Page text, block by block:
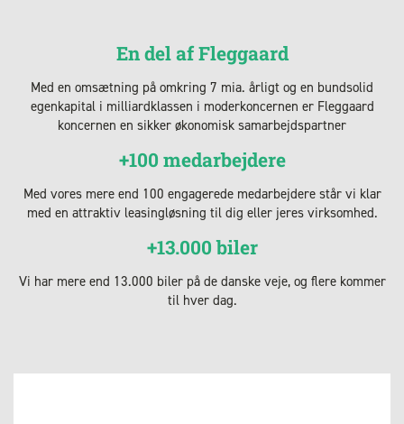
En del af Fleggaard
Med en omsætning på omkring 7 mia. årligt og en bundsolid
egenkapital i milliardklassen i moderkoncernen er Fleggaard
koncernen en sikker økonomisk samarbejdspartner
+100 medarbejdere
Med vores mere end 100 engagerede medarbejdere står vi klar
med en attraktiv leasingløsning til dig eller jeres virksomhed.
+13.000 biler
Vi har mere end 13.000 biler på de danske veje, og flere kommer
til hver dag.